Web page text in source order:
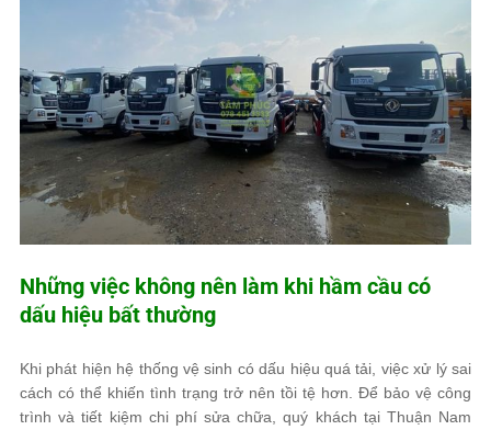
Những việc không nên làm khi hầm cầu có
dấu hiệu bất thường
Khi phát hiện hệ thống vệ sinh có dấu hiệu quá tải, việc xử lý sai
cách có thể khiến tình trạng trở nên tồi tệ hơn. Để bảo vệ công
trình và tiết kiệm chi phí sửa chữa, quý khách tại Thuận Nam